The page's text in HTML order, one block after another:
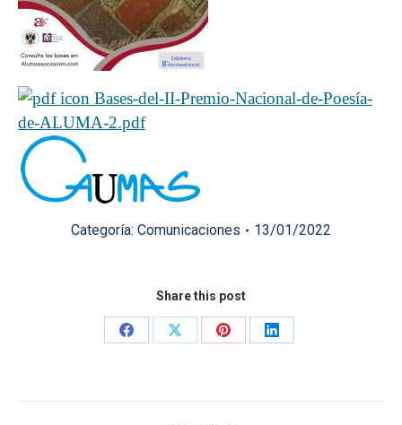
Bases-del-II-Premio-Nacional-de-Poesía-
de-ALUMA-2.pdf
Categoría: Comunicaciones 13/01/2022
Share this post
Share
Share
Share
Share